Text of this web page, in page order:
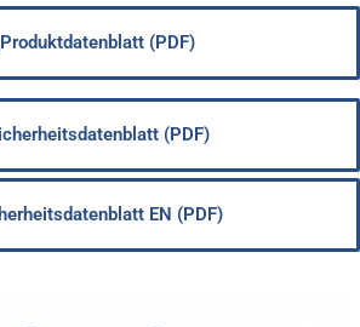
Produktdatenblatt (PDF)
(PDF)
EN (PDF)